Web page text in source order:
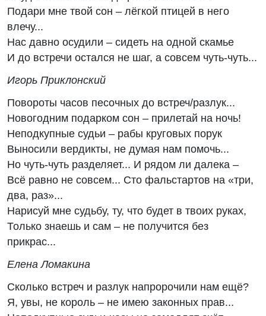
Подари мне твой сон – лёгкой птицей в него
влечу...
Нас давно осудили – сидеть на одной скамье
И до встречи остался не шаг, а совсем чуть-чуть...
Игорь Приклонский
Повороты часов песочных до встреч/разлук...
Новогодним подарком сон – прилетай на ночь!
Неподкупные судьи – рабы круговых порук
Выносили вердикты, не думая нам помочь...
Но чуть-чуть разделяет... И рядом ли далека –
Всё равно не совсем... Сто фальстартов на «три,
два, раз»...
Нарисуй мне судьбу, ту, что будет в твоих руках,
Только знаешь и сам – не получится без
прикрас...
Елена Ломакина
Сколько встреч и разлук напророчили нам ещё?
Я, увы, не король – не имею законных прав...